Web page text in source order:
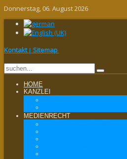
Donnerstag, 06. August 2026
Kontakt| Sitemap
HOME
KANZLEI
MEDIENRECHT